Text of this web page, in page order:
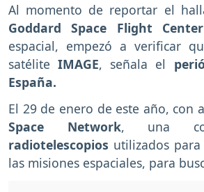
Al momento de reportar el
Goddard Space Flight
espacial, empezó a verificar
satéliteIMAGE, señala el
España.
El 29 de enero de este año, con
Space Network, una
radiotelescopios utilizados
las misiones espaciales, para